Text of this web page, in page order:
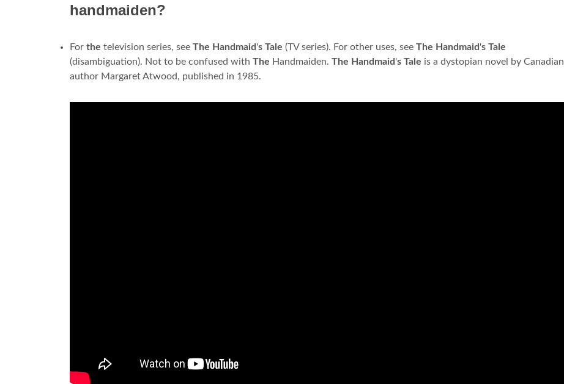
handmaiden?
For the television series, see The Handmaid 's Tale (TV series). For other uses, see The Handmaid 's Tale
(disambiguation). Not to be confused with The Handmaiden. The Handmaid 's Tale is a dystopian novel by Canadian
author Margaret Atwood, published in 1985.